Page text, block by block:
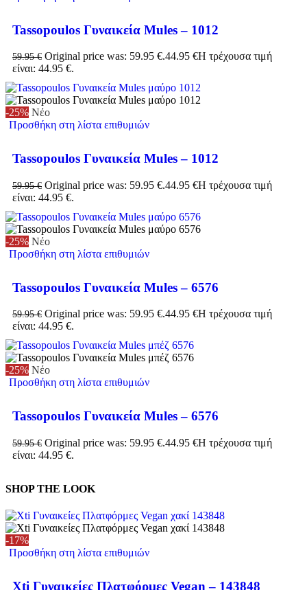
Tassopoulos Γυναικεία Mules – 1012
59.95€ Original price was: 59.95 €.44.95 €Η τρέχουσα τιμή
είναι: 44.95 €.
-25% Νέο
Προσθήκη στη λίστα επιθυμιών
Tassopoulos Γυναικεία Mules – 1012
59.95€ Original price was: 59.95 €.44.95 €Η τρέχουσα τιμή
είναι: 44.95 €.
-25% Νέο
Προσθήκη στη λίστα επιθυμιών
Tassopoulos Γυναικεία Mules – 6576
59.95€ Original price was: 59.95 €.44.95 €Η τρέχουσα τιμή
είναι: 44.95 €.
-25% Νέο
Προσθήκη στη λίστα επιθυμιών
Tassopoulos Γυναικεία Mules – 6576
59.95€ Original price was: 59.95 €.44.95 €Η τρέχουσα τιμή
είναι: 44.95 €.
SHOP THE LOOK
-17%
Προσθήκη στη λίστα επιθυμιών
Xti Γυναικείες Πλατφόρμες Vegan – 143848